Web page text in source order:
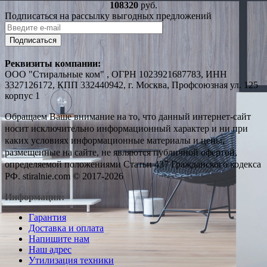
108320 руб.
Подписаться на рассылку выгодных предложений
Подписаться
Реквизиты компании:
ООО "Стиральные ком" , ОГРН 1023921687783, ИНН
3327126172, КПП 332440942, г. Москва, Профсоюзная ул. 125
корпус 1
Обращаем Ваше внимание на то, что данный интернет-сайт
носит исключительно информационный характер и ни при
каких условиях информационные материалы и цены,
размещенные на сайте, не являются публичной офертой,
определяемой положениями Статьи 437 Гражданского кодекса
РФ. stiralnie.com © 2017-2026
Информация:
Гарантия
Доставка и оплата
Напишите нам
Наш адрес
Утилизация техники